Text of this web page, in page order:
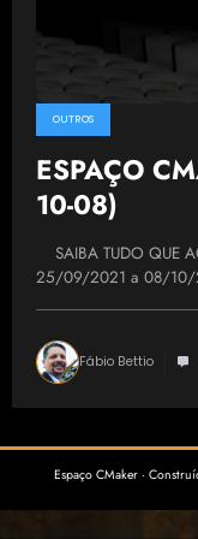
OUTROS
ESPAÇO
10-08)
SAIBA TUDO QUE
25/09/2021 a 08/10/
Fábio Bettio
Espaço CMaker ·